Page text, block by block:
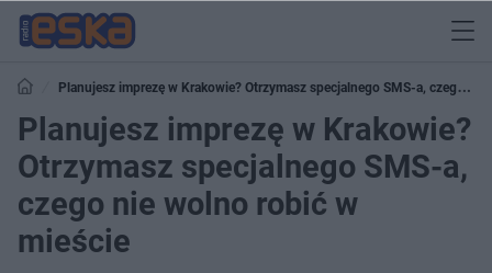
Planujesz imprezę w Krakowie? Otrzymasz specjalnego SMS-a, czego nie
wolno robić w mieście
Planujesz imprezę w Krakowie?
Otrzymasz specjalnego SMS-a,
czego nie wolno robić w
mieście